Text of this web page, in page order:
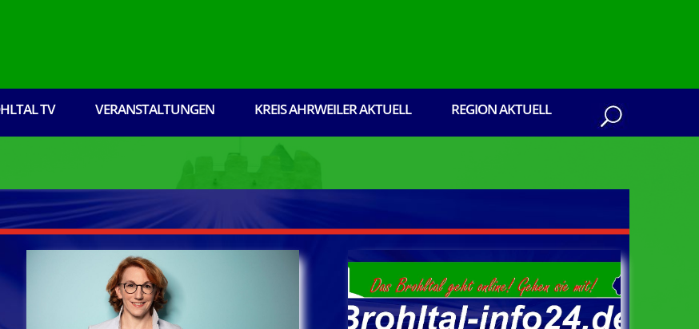
TV VERANSTALTUNGEN KREIS AHRWEILER AKTUELL REGION AKTUELL